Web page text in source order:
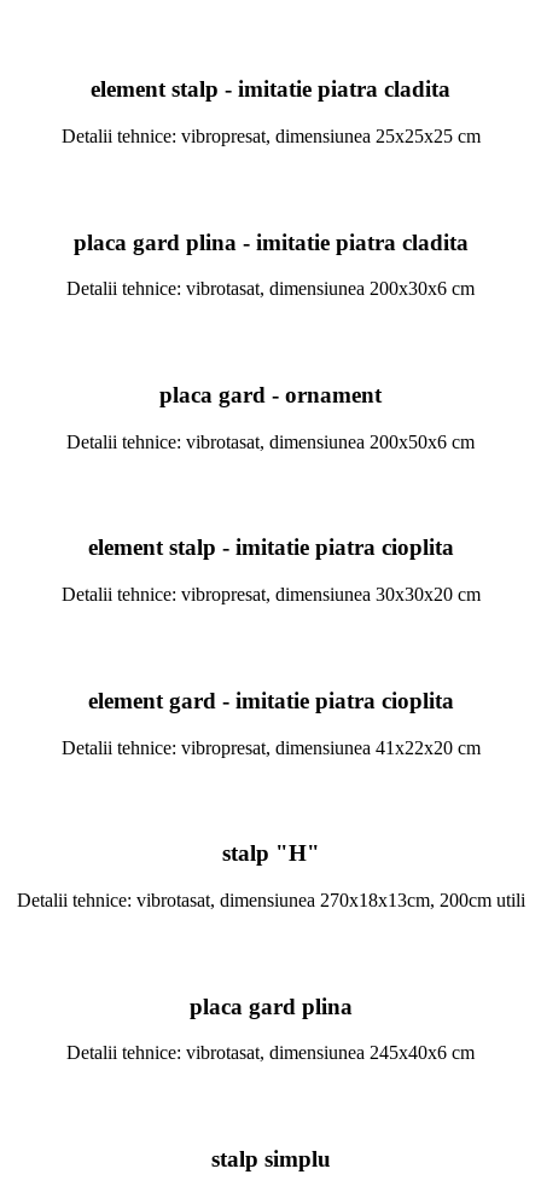
element stalp - imitatie piatra cladita
Detalii tehnice: vibropresat, dimensiunea 25x25x25 cm
placa gard plina - imitatie piatra cladita
Detalii tehnice: vibrotasat, dimensiunea 200x30x6 cm
placa gard - ornament
Detalii tehnice: vibrotasat, dimensiunea 200x50x6 cm
element stalp - imitatie piatra cioplita
Detalii tehnice: vibropresat, dimensiunea 30x30x20 cm
element gard - imitatie piatra cioplita
Detalii tehnice: vibropresat, dimensiunea 41x22x20 cm
stalp "H"
Detalii tehnice: vibrotasat, dimensiunea 270x18x13cm, 200cm utili
placa gard plina
Detalii tehnice: vibrotasat, dimensiunea 245x40x6 cm
stalp simplu